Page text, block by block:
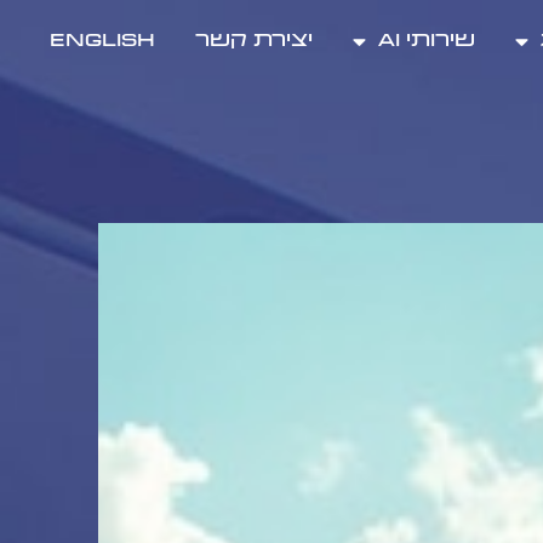
שירותי AI יצירת קשר ENGLISH